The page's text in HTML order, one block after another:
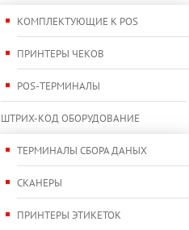
КОМПЛЕКТУЮЩИЕ К POS
ПРИНТЕРЫ ЧЕКОВ
POS-ТЕРМИНАЛЫ
ШТРИХ-КОД ОБОРУДОВАНИЕ
ТЕРМИНАЛЫ СБОРА ДАНЫХ
СКАНЕРЫ
ПРИНТЕРЫ ЭТИКЕТОК